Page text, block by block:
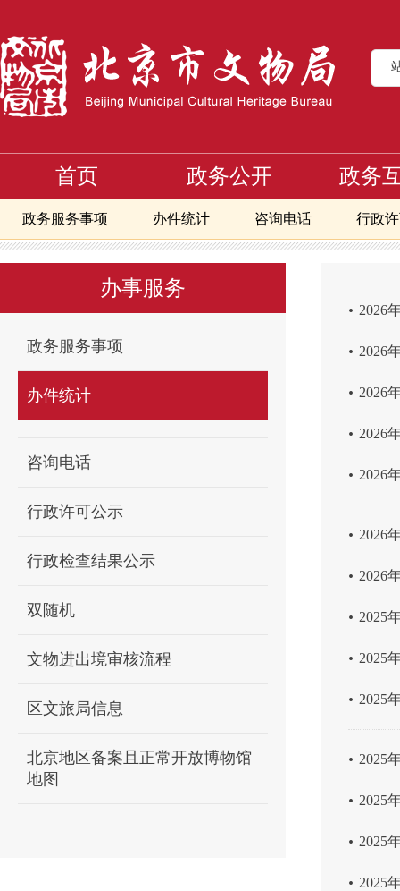
首页 政务公开 政务
政务服务事项 办件统计 咨询电话 行政
北京地区备案且正常开放博物馆地图
首页>办事服务> 办件统计
办事服务
政务服务事项
办件统计
咨询电话
行政许可公示
行政检查结果公示
双随机
文物进出境审核流程
区文旅局信息
北京地区备案且正常开放博物馆
地图
. 2026
. 2026
. 2026
. 2026
. 2026
. 2026
. 2026
. 2025
. 2025
. 2025
. 2025
. 2025
. 2025
. 2025